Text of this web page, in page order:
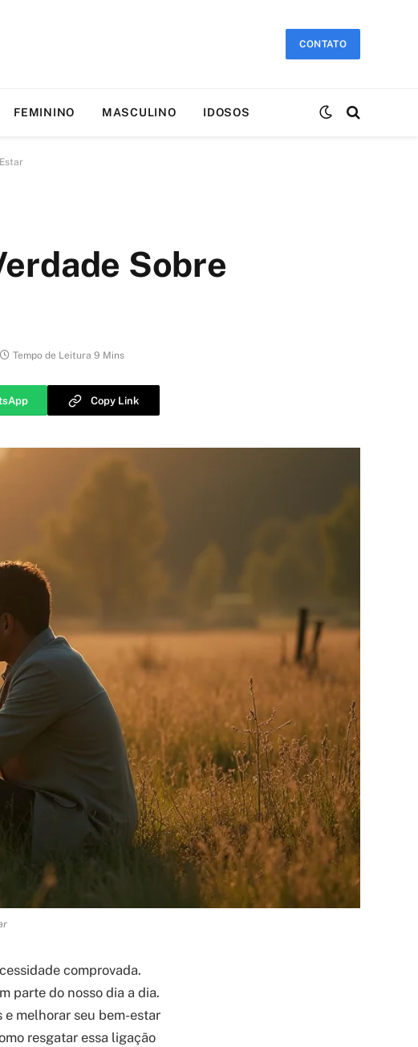
CONTATO
FEMININO MASCULINO IDOSOS
Sobre
Tempo de Leitura 9 Mins
Copy Link
comprovada.
parte do nosso dia a dia.
e melhorar seu bem-estar
resgatar essa ligação